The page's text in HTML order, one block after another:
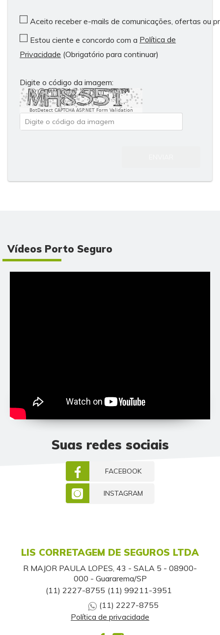
Aceito receber e-mails de comunicações, ofertas ou
Estou ciente e concordo com a Política de
Privacidade (Obrigatório para continuar)
Digite o código da imagem:
BotDetect CAPTCHA ASP.NET Form Validation
Vídeos Porto Seguro
Suas redes sociais
FACEBOOK
INSTAGRAM
LIS CORRETAGEM DE SEGUROS LTDA
R MAJOR PAULA LOPES, 43 - SALA 5 - 08900-
000 - Guararema/SP
(11) 2227-8755 (11) 99211-3951
(11) 2227-8755
Política de privacidade